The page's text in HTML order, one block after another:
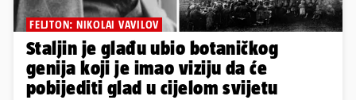
FELJTON: NIKOLAI VAVILOV
Staljin je glađu ubio botaničkog
genija koji je imao viziju da će
pobijediti glad u cijelom svijetu